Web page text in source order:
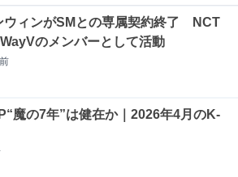
ウィンがSMとの専属契約終了 NCT
のメンバーとして活動
前
魔の7年”は健在か｜2026年4月のK-